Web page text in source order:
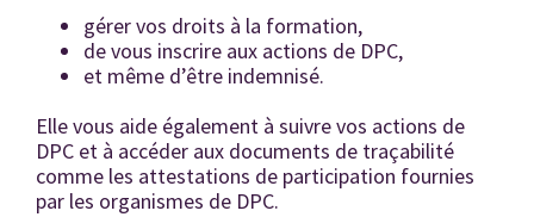
gérer vos droits à la formation,
de vous inscrire aux actions de DPC,
et même d’être indemnisé.
Elle vous aide également à suivre vos actions de
DPC et à accéder aux documents de traçabilité
comme les attestations de participation fournies
par les organismes de DPC.